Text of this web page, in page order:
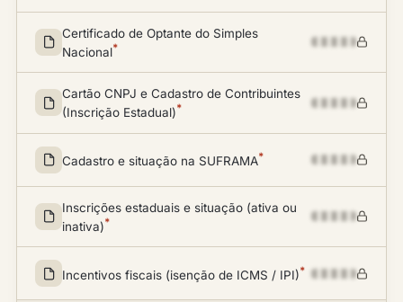
Certificado de Optante do Simples
Nacional*
Cartão CNPJ e Cadastro de Contribuintes
(Inscrição Estadual)*
Cadastro e situação na SUFRAMA*
Inscrições estaduais e situação (ativa ou
inativa)*
Incentivos fiscais (isenção de ICMS / IPI)*